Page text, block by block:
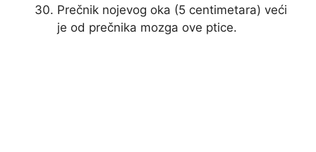
Prečnik nojevog oka (5 centimetara) veći
je od prečnika mozga ove ptice.